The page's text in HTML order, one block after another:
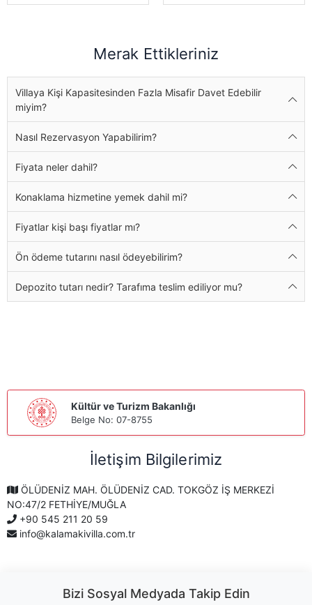
Merak Ettikleriniz
Villaya Kişi Kapasitesinden Fazla Misafir Davet Edebilir
miyim?
Nasıl Rezervasyon Yapabilirim?
Fiyata neler dahil?
Konaklama hizmetine yemek dahil mi?
Fiyatlar kişi başı fiyatlar mı?
Ön ödeme tutarını nasıl ödeyebilirim?
Depozito tutarı nedir? Tarafıma teslim ediliyor mu?
Kültür ve Turizm Bakanlığı
Belge No: 07-8755
İletişim Bilgilerimiz
ÖLÜDENİZ MAH. ÖLÜDENİZ CAD. TOKGÖZ İŞ MERKEZİ
NO:47/2 FETHİYE/MUĞLA
+90 545 211 20 59
info@kalamakivilla.com.tr
Bizi Sosyal Medyada Takip Edin